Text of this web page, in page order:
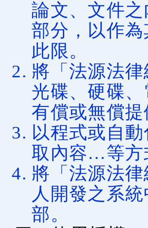
論文、文件
部分，以作
此限。
將「法源法
光碟、硬碟
有償或無償
以程式或自
取內容…等方
將「法源法
人開發之系
部。